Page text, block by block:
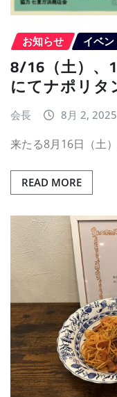
お知らせ イベン
8/16（土）、
にてナポリタ
会長 8月 2, 2025
来たる8月16日（土
READ MORE